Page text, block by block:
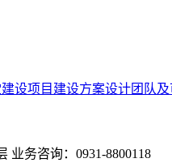
设项目建设方案设计团队
业务咨询：0931-8800118